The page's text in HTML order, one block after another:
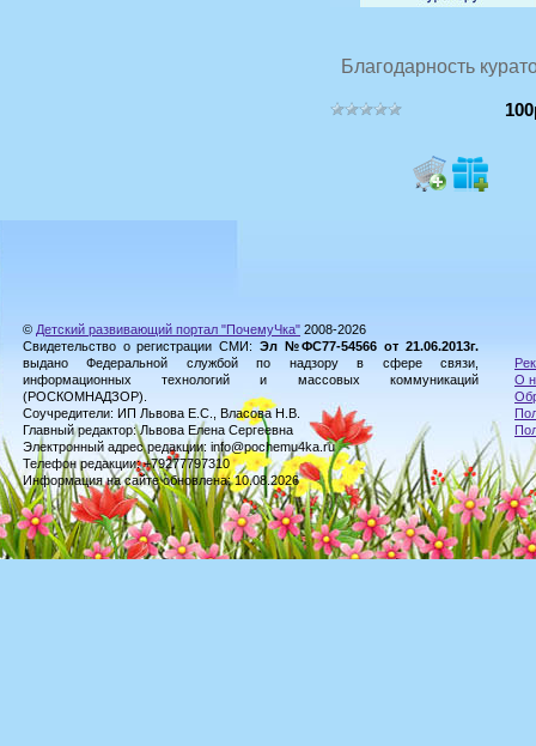
Благодарность
© Детский развивающий портал "ПочемуЧка" 2008-2026
Свидетельство о регистрации СМИ: Эл №ФС77-54566 от 21.06.2013г.
выдано Федеральной службой по надзору в сфере связи,
информационных технологий и массовых коммуникаций
(РОСКОМНАДЗОР).
Соучредители: ИП Львова Е.С., Власова Н.В.
Главный редактор: Львова Елена Сергеевна
Электронный адрес редакции: info@pochemu4ka.ru
Телефон редакции: +79277797310
Информация на сайте обновлена: 10.08.2026
О